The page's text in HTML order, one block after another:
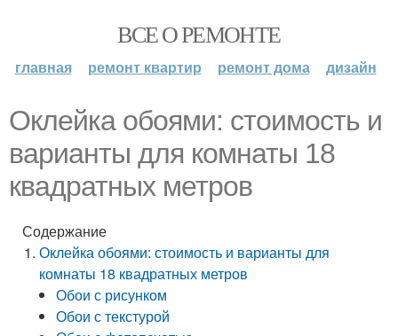
ВСЕ О РЕМОНТЕ
главная ремонт квартир ремонт дома дизайн
Оклейка обоями: стоимость и
варианты для комнаты 18
квадратных метров
Содержание
Оклейка обоями: стоимость и варианты для
комнаты 18 квадратных метров
Обои с рисунком
Обои с текстурой